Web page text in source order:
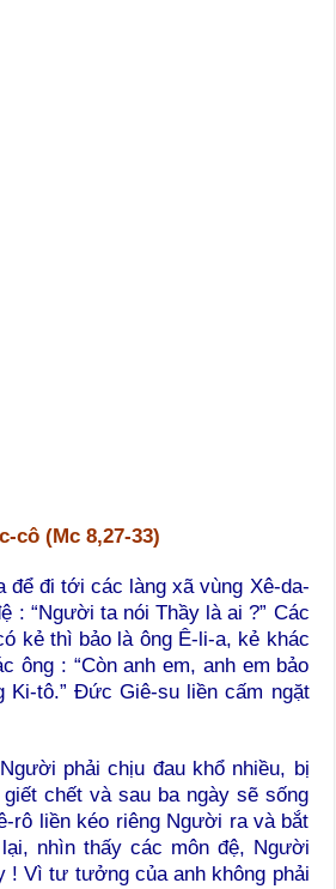
cô (Mc 8,27-33)
đi tới các làng xã vùng Xê-da-
: “Người ta nói Thầy là ai ?” Các
kẻ thì bảo là ông Ê-li-a, kẻ khác
ông : “Còn anh em, anh em bảo
Ki-tô.” Đức Giê-su liền cấm ngặt
phải chịu đau khổ nhiều, bị
chết và sau ba ngày sẽ sống
rô liền kéo riêng Người ra và bắt
nhìn thấy các môn đệ, Người
! Vì tư tưởng của anh không phải